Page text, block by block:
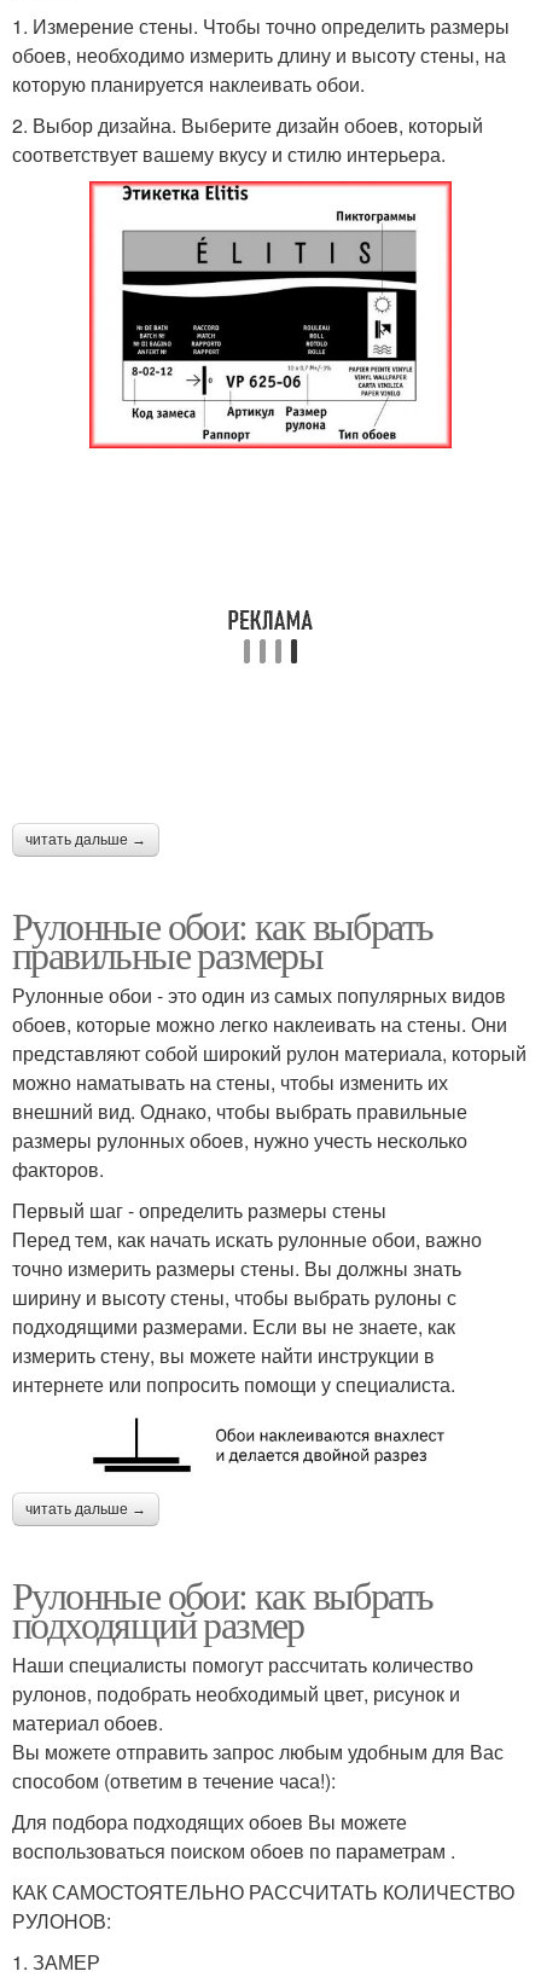
1. Измерение стены. Чтобы точно определить размеры
обоев, необходимо измерить длину и высоту стены, на
которую планируется наклеивать обои.
2. Выбор дизайна. Выберите дизайн обоев, который
соответствует вашему вкусу и стилю интерьера.
читать дальше →
Рулонные обои: как выбрать
правильные размеры
Рулонные обои - это один из самых популярных видов
обоев, которые можно легко наклеивать на стены. Они
представляют собой широкий рулон материала, который
можно наматывать на стены, чтобы изменить их
внешний вид. Однако, чтобы выбрать правильные
размеры рулонных обоев, нужно учесть несколько
факторов.
Первый шаг - определить размеры стены
Перед тем, как начать искать рулонные обои, важно
точно измерить размеры стены. Вы должны знать
ширину и высоту стены, чтобы выбрать рулоны с
подходящими размерами. Если вы не знаете, как
измерить стену, вы можете найти инструкции в
интернете или попросить помощи у специалиста.
читать дальше →
Рулонные обои: как выбрать
подходящий размер
Наши специалисты помогут рассчитать количество
рулонов, подобрать необходимый цвет, рисунок и
материал обоев.
Вы можете отправить запрос любым удобным для Вас
способом (ответим в течение часа!):
Для подбора подходящих обоев Вы можете
воспользоваться поиском обоев по параметрам .
КАК САМОСТОЯТЕЛЬНО РАССЧИТАТЬ КОЛИЧЕСТВО
РУЛОНОВ:
1. ЗАМЕР